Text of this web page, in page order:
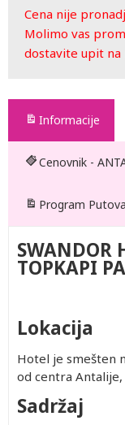
Cena nije
Molimo vas
dostavite upit na
Informacije
Cenovnik -
Program
SWANDOR
TOPKAPI
Lokacija
Hotel je smešten
od centra
Sadržaj